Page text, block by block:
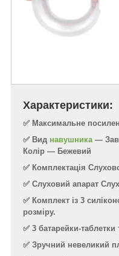
Характеристики:
✅ Максимальне
✅ Вид навушника —
Колір — Бежевий
✅ Комплектація
✅ Слуховий апарат
✅ Комплект із 3
розміру.
✅ 3 батарейки-таблетки
✅ Зручний невеликий